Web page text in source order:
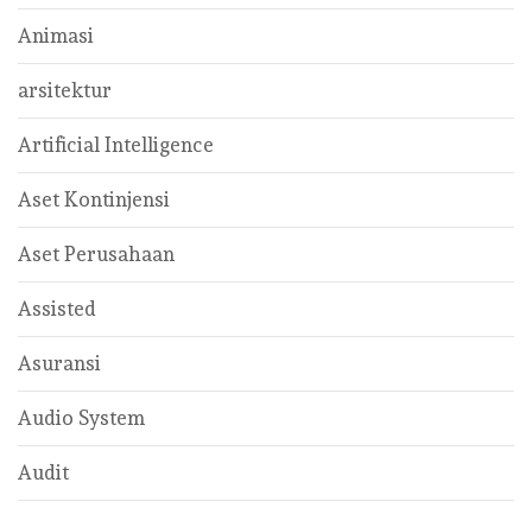
Animasi
arsitektur
Artificial Intelligence
Aset Kontinjensi
Aset Perusahaan
Assisted
Asuransi
Audio System
Audit